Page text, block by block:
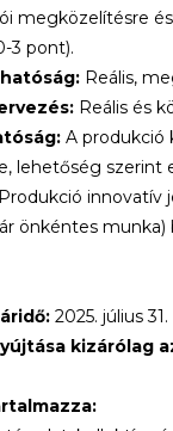
megközelítésre
3 pont).
Reális,
Reális és
A produkció
lehetőség szerint
Produkció innovatív
önkéntes
2025. július 31.
kizárólag